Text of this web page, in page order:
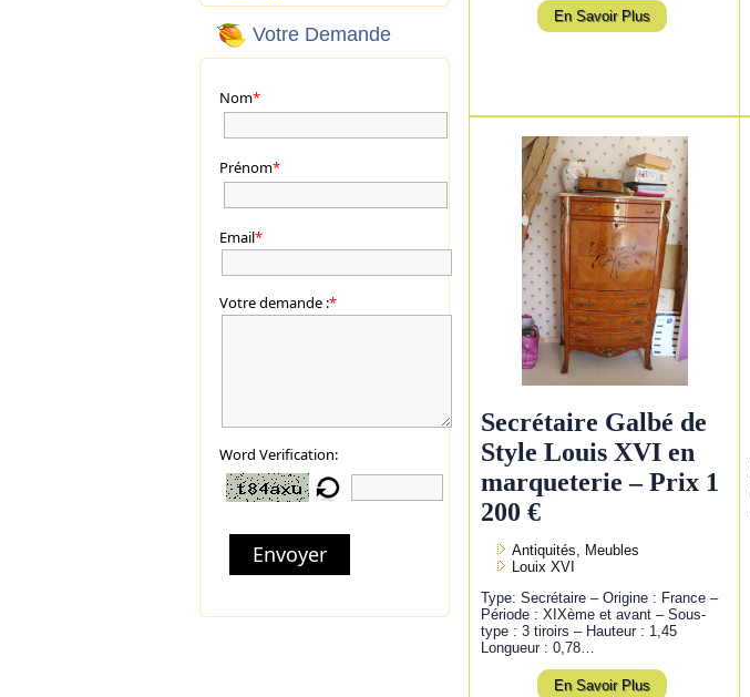
Votre Demande
Nom*
Prénom*
Email*
Votre demande :*
Word Verification:
Envoyer
En Savoir Plus
Secrétaire Galbé de
Style Louis XVI en
marqueterie – Prix 1
200 €
Antiquités, Meubles
Louix XVI
Type: Secrétaire – Origine : France –
Période : XIXème et avant – Sous-
type : 3 tiroirs – Hauteur : 1,45
Longueur : 0,78…
En Savoir Plus